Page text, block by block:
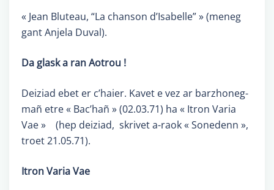
« Jean Bluteau, “La chanson d’Isabelle” » (meneg
gant Anjela Duval).
Da glask a ran Aotrou !
Deiziad ebet er c’haier. Kavet e vez ar barzhoneg-
mañ etre « Bac’hañ » (02.03.71) ha « Itron Varia
Vae » (hep deiziad, skrivet a-raok « Sonedenn »,
troet 21.05.71).
Itron Varia Vae